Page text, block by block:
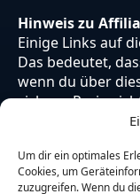
Um dir ein optimales
Cookies, um
zuzugreifen. Wenn du
Hinweis zu
Einige Links auf
Das bedeutet,
wenn du über
sich am Preis
Arbeit. Vielen